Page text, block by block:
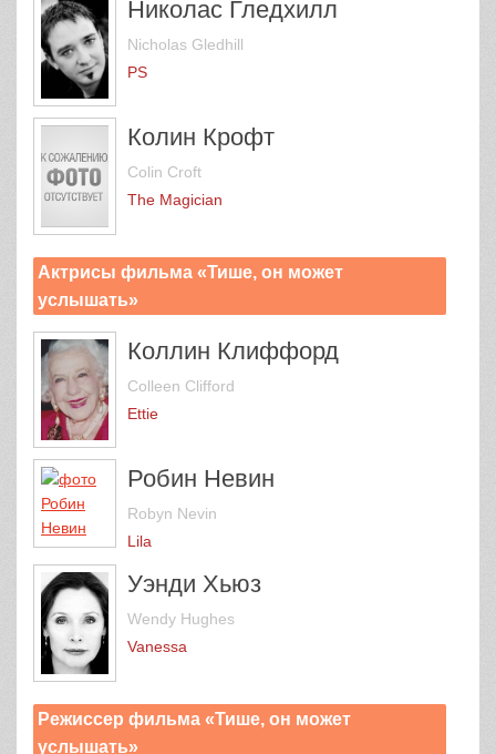
Николас Гледхилл
Nicholas Gledhill
PS
Колин Крофт
Colin Croft
The Magician
Актрисы фильма «Тише, он может
услышать»
Коллин Клиффорд
Colleen Clifford
Ettie
Робин Невин
Robyn Nevin
Lila
Уэнди Хьюз
Wendy Hughes
Vanessa
Режиссер фильма «Тише, он может
услышать»